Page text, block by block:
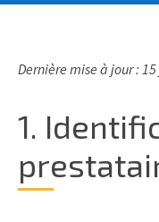
Dernière mise à jour :
1.